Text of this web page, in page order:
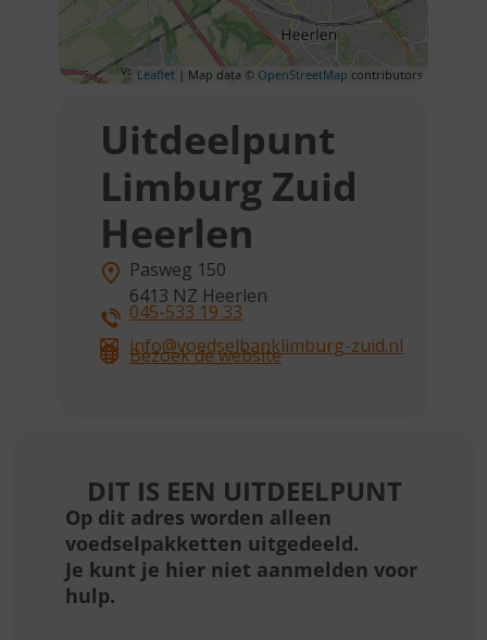
Leaflet | Map data © OpenStreetMap contributors
Uitdeelpunt
Limburg Zuid
Heerlen
Pasweg 150
6413 NZ Heerlen
045-533 19 33
info@voedselbanklimburg-zuid.nl
Bezoek de website
DIT IS EEN UITDEELPUNT
Op dit adres worden alleen
voedselpakketten uitgedeeld.
Je kunt je hier niet aanmelden voor
hulp.